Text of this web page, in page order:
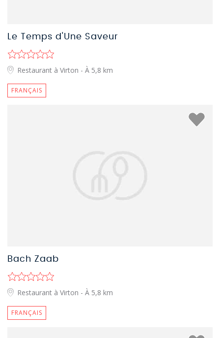
Le Temps d'Une Saveur
Restaurant à Virton - À 5,8 km
FRANÇAIS
Bach Zaab
Restaurant à Virton - À 5,8 km
FRANÇAIS